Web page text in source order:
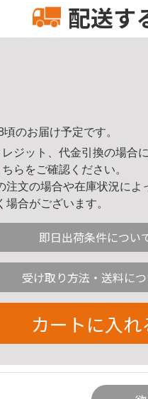
配送す
のお届け予定です。
ジット、代金引換の場合
ちら をご確認ください。
文の場合や在庫状況によ
場合がございます。
即日出荷条件につい
受け取り方法・送料に
カートに入れ